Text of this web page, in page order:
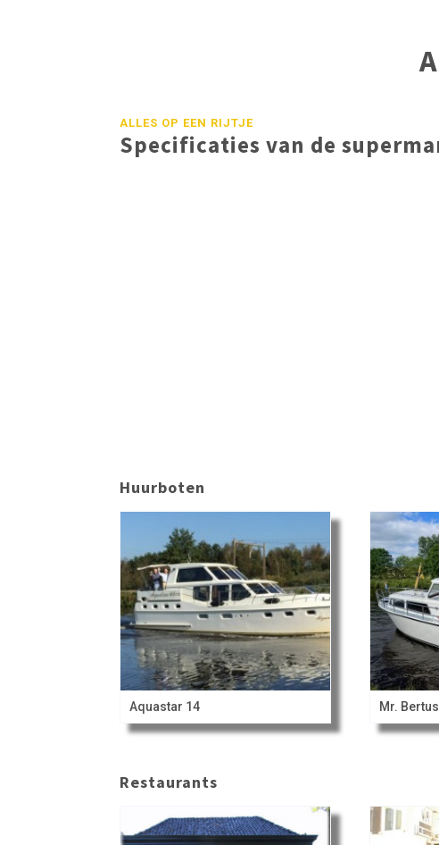
ALLES OP EEN RIJTJE
Specificaties van de
Huurboten
Aquastar 14 Mr. Bertus
Restaurants